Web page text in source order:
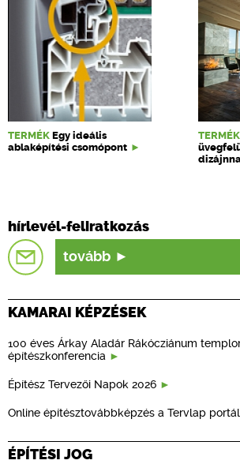
TERMÉK Egy ideális
ablaképítési csomópont
TERMÉK
hírlevél-feliratkozás
tovább
KAMARAI KÉPZÉSEK
100 éves Árkay Aladár Rákócziánum
építészkonferencia
Építész Tervezői Napok 2026
Online építésztovábbképzés a Tervlap
ÉPÍTÉSI JOG